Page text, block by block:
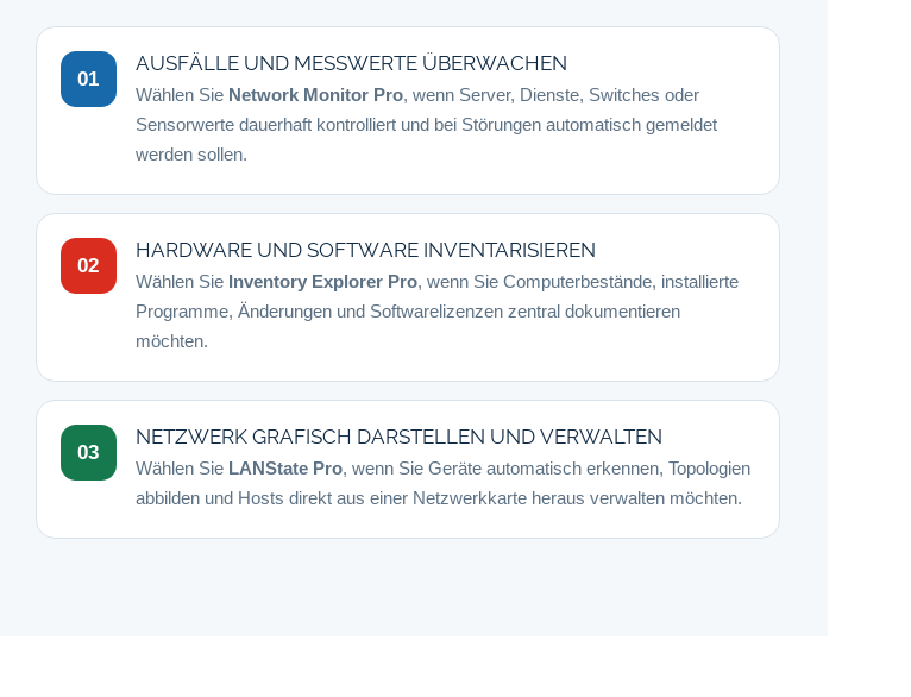
01
AUSFÄLLE UND MESSWERTE ÜBERWACHEN
Wählen Sie Network Monitor Pro, wenn Server, Dienste, Switches oder
Sensorwerte dauerhaft kontrolliert und bei Störungen automatisch gemeldet
werden sollen.
02
HARDWARE UND SOFTWARE INVENTARISIEREN
Wählen Sie Inventory Explorer Pro, wenn Sie Computerbestände, installierte
Programme, Änderungen und Softwarelizenzen zentral dokumentieren
möchten.
03
NETZWERK GRAFISCH DARSTELLEN UND VERWALTEN
Wählen Sie LANState Pro, wenn Sie Geräte automatisch erkennen, Topologien
abbilden und Hosts direkt aus einer Netzwerkkarte heraus verwalten möchten.